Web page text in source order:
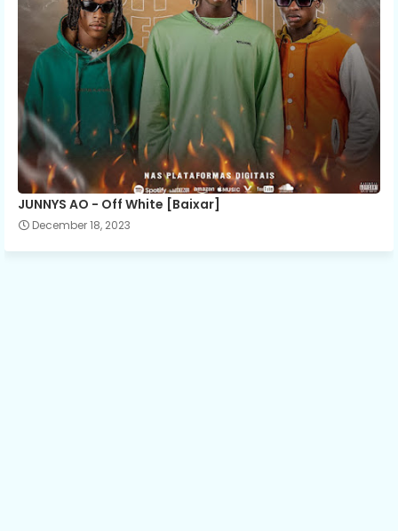
JUNNYS AO - Off White [Baixar]
December 18, 2023